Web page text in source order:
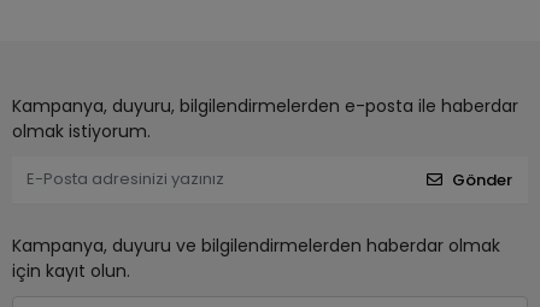
Kampanya, duyuru, bilgilendirmelerden e-posta ile haberdar
olmak istiyorum.
Gönder
Kampanya, duyuru ve bilgilendirmelerden haberdar olmak
için kayıt olun.